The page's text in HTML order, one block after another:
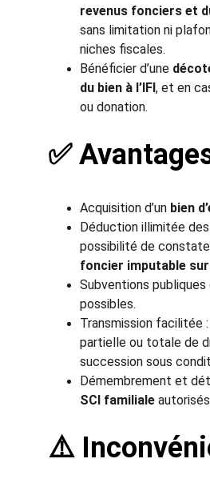
revenus fonciers et
sans limitation ni
niches fiscales.
Bénéficier d’une
du bien à l’IFI, et en
ou donation.
✅
Acquisition d’un bien
Déduction illimitée
possibilité de
foncier imputable
Subventions
possibles.
Transmission facilitée
partielle ou totale de
succession sous
Démembrement et
SCI familiale
⚠️